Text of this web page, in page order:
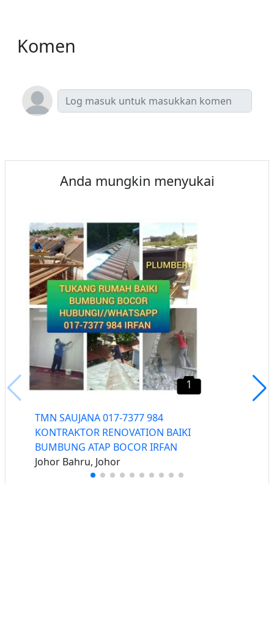
Komen
Anda mungkin menyukai
1
TMN SAUJANA 017-7377 984
KONTRAKTOR RENOVATION BAIKI
BUMBUNG ATAP BOCOR IRFAN
Johor Bahru, Johor